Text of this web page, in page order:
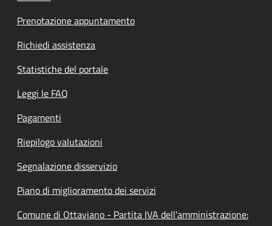
Prenotazione appuntamento
Richiedi assistenza
Statistiche del portale
Leggi le FAQ
Pagamenti
Riepilogo valutazioni
Segnalazione disservizio
Piano di miglioramento dei servizi
Comune di Ottaviano - Partita IVA dell'amministrazione: